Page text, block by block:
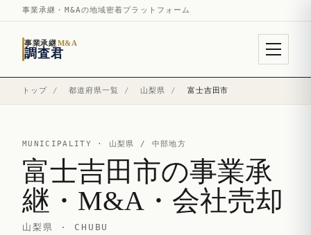
事業承継・M&Aの地域密着プラットフォーム
事業承継M&A
調査君
トップ / 都道府県一覧 / 山梨県 / 富士吉田市
MUNICIPALITY · 山梨県 / 中部地方
富士吉田市の事業承
継・M&A・会社売却
山梨県 · CHUBU